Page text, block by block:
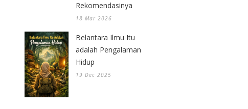
Rekomendasinya
18 Mar 2026
Belantara Ilmu Itu
adalah Pengalaman
Hidup
19 Dec 2025